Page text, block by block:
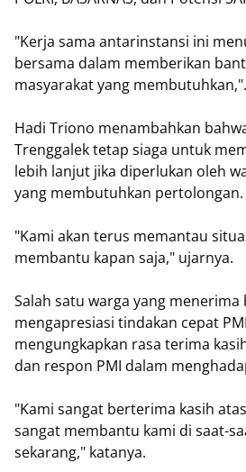
"Kerja sama antarinstansi ini
bersama dalam memberikan
masyarakat yang
Hadi Triono menambahkan
Trenggalek tetap siaga untuk
lebih lanjut jika diperlukan oleh
yang membutuhkan pertolongan.
"Kami akan terus memantau
membantu kapan saja," ujarnya.
Salah satu warga yang menerima
mengapresiasi tindakan cepat
mengungkapkan rasa terima
dan respon PMI dalam
"Kami sangat berterima kasih
sangat membantu kami di saat-
sekarang," katanya.